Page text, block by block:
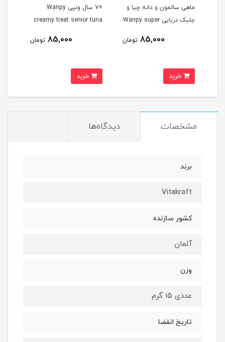
+۷ سال ونپی Wanpy
creamy treat senior tuna
85,000 تومان
خرید
ونپی بوقلمون و کرنبری
Wanpy creamy treat
85,000 تومان
خرید
مشخصات دیدگاه‌ها
برند
Vitakraft
کشور سازنده
آلمان
وزن
عددی ۱۵ گرم
تاریخ انقضا